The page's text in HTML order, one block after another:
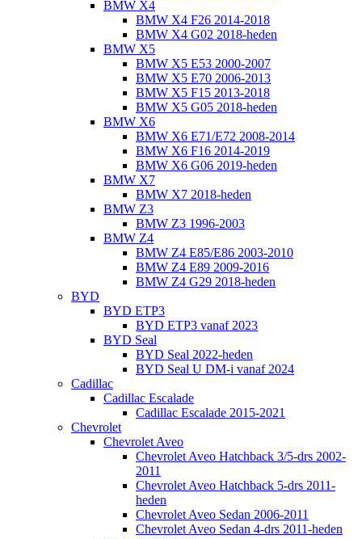
BMW X4
BMW X4 F26 2014-2018
BMW X4 G02 2018-heden
BMW X5
BMW X5 E53 2000-2007
BMW X5 E70 2006-2013
BMW X5 F15 2013-2018
BMW X5 G05 2018-heden
BMW X6
BMW X6 E71/E72 2008-2014
BMW X6 F16 2014-2019
BMW X6 G06 2019-heden
BMW X7
BMW X7 2018-heden
BMW Z3
BMW Z3 1996-2003
BMW Z4
BMW Z4 E85/E86 2003-2010
BMW Z4 E89 2009-2016
BMW Z4 G29 2018-heden
BYD
BYD ETP3
BYD ETP3 vanaf 2023
BYD Seal
BYD Seal 2022-heden
BYD Seal U DM-i vanaf 2024
Cadillac
Cadillac Escalade
Cadillac Escalade 2015-2021
Chevrolet
Chevrolet Aveo
Chevrolet Aveo Hatchback 3/5-drs 2002-
2011
Chevrolet Aveo Hatchback 5-drs 2011-
heden
Chevrolet Aveo Sedan 2006-2011
Chevrolet Aveo Sedan 4-drs 2011-heden